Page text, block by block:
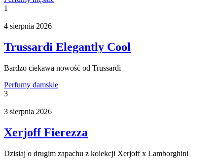
1
4 sierpnia 2026
Trussardi Elegantly Cool
Bardzo ciekawa nowość od Trussardi
Perfumy damskie
3
3 sierpnia 2026
Xerjoff Fierezza
Dzisiaj o drugim zapachu z kolekcji Xerjoff x Lamborghini